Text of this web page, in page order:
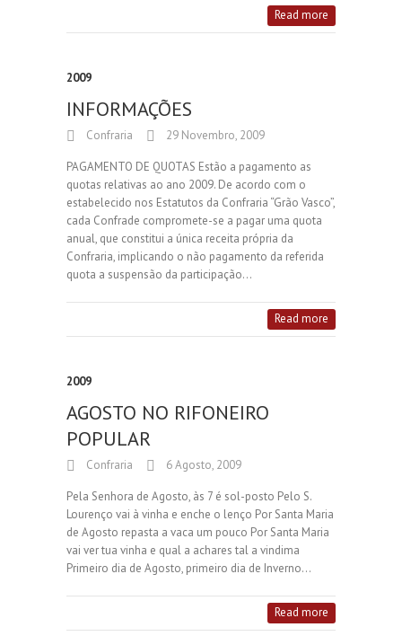
Read more
2009
INFORMAÇÕES
Confraria 29 Novembro, 2009
PAGAMENTO DE QUOTAS Estão a pagamento as
quotas relativas ao ano 2009. De acordo com o
estabelecido nos Estatutos da Confraria “Grão Vasco”,
cada Confrade compromete-se a pagar uma quota
anual, que constitui a única receita própria da
Confraria, implicando o não pagamento da referida
quota a suspensão da participação…
Read more
2009
AGOSTO NO RIFONEIRO
POPULAR
Confraria 6 Agosto, 2009
Pela Senhora de Agosto, às 7 é sol-posto Pelo S.
Lourenço vai à vinha e enche o lenço Por Santa Maria
de Agosto repasta a vaca um pouco Por Santa Maria
vai ver tua vinha e qual a achares tal a vindima
Primeiro dia de Agosto, primeiro dia de Inverno…
Read more